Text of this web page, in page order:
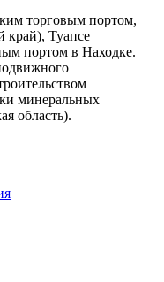
торговым портом,
край), Туапсе
портом в Находке.
минеральных
область).